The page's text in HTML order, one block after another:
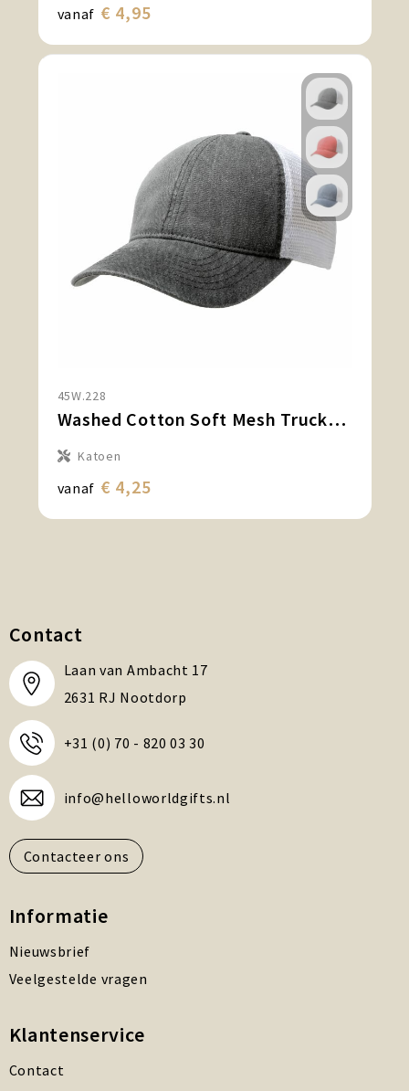
vanaf € 4,95
45W.228
Washed Cotton Soft Mesh Trucker Cap
Katoen
vanaf € 4,25
Contact
Laan van Ambacht 17
2631 RJ Nootdorp
+31 (0) 70 - 820 03 30
info@helloworldgifts.nl
Contacteer ons
Informatie
Nieuwsbrief
Veelgestelde vragen
Klantenservice
Contact